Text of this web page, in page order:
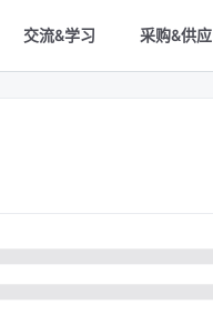
交流&学习 采购&供应